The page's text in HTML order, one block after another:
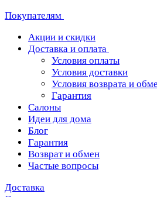
Покупателям
Акции и скидки
Доставка и оплата
Условия оплаты
Условия доставки
Условия возврата и
Гарантия
Салоны
Идеи для дома
Блог
Гарантия
Возврат и обмен
Частые вопросы
Доставка